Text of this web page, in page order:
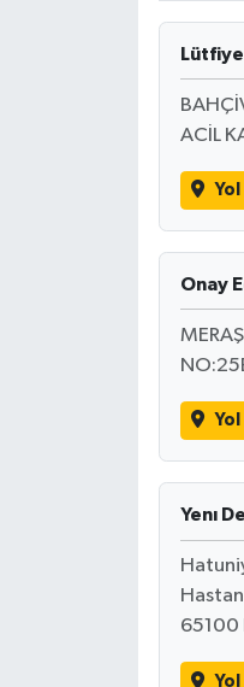
Lütfiye
ACİL
Yol
Onay
Yol
Yenı
65100
Yol